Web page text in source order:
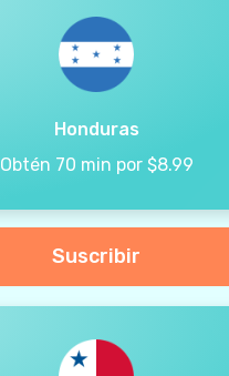
Honduras
Obtén 70 min por $8.99
Suscribir